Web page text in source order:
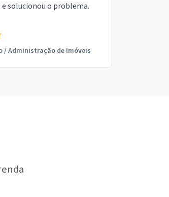
solucionou o problema.
/Administração de Imóveis